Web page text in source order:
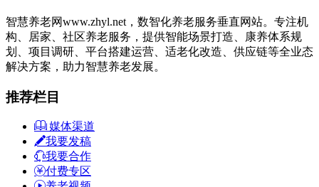
智慧养老网www.zhyl.net，数智化养老服务垂直网站。专注机
构、居家、社区养老服务，提供智能场景打造、康养体系规
划、项目调研、平台搭建运营、适老化改造、供应链等全业态
解决方案，助力智慧养老发展。
推荐栏目
媒体渠道
我要发稿
我要合作
付费专区